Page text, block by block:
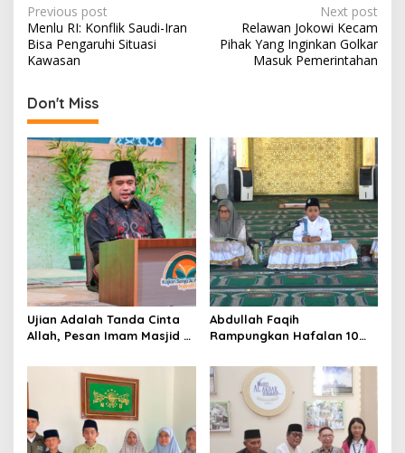
P
o
s
t
n
a
v
i
g
a
t
i
o
n
Previous post
Menlu RI: Konflik Saudi-Iran
Bisa Pengaruhi Situasi
Kawasan
Next post
Relawan Jokowi Kecam
Pihak Yang Inginkan Golkar
Masuk Pemerintahan
Don't Miss
Ujian Adalah Tanda Cinta
Allah, Pesan Imam Masjid Al
Abdullah Faqih
Rampungkan Hafalan 10
Tahfidz